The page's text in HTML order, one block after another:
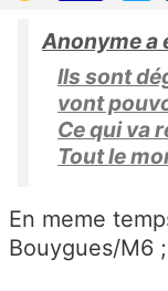
Anonyme a
Ils sont
vont
Ce qui va
Tout le
En meme
Bouygues/M6